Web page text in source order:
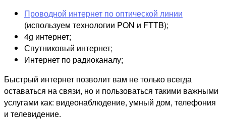
Проводной интернет по оптической линии
(используем технологии PON и FTTB);
4g интернет;
Спутниковый интернет;
Интернет по радиоканалу;
Быстрый интернет позволит вам не только всегда
оставаться на связи, но и пользоваться такими важными
услугами как: видеонаблюдение, умный дом, телефония
и телевидение.